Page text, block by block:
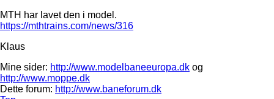
MTH har lavet den i model.
https://mthtrains.com/news/316
Klaus
Mine sider: http://www.modelbaneeuropa.dk og
http://www.moppe.dk
Dette forum: http://www.baneforum.dk